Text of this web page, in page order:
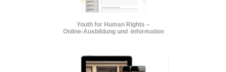
Youth for Human Rights –
Online-Ausbildung und -Information